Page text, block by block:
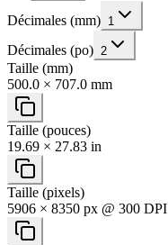
Décimales (mm) 1
Décimales (po) 2
Taille (mm)
500.0 × 707.0 mm
Taille (pouces)
19.69 × 27.83 in
Taille (pixels)
5906 × 8350 px @ 300 DPI